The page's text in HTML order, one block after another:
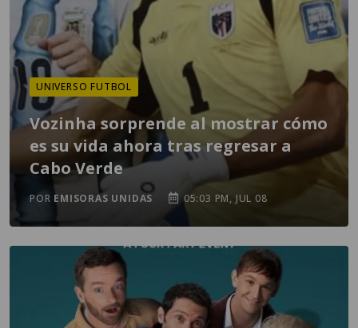
UNIVERSO FUTBOL
Vozinha sorprende al mostrar cómo
es su vida ahora tras regresar a
Cabo Verde
POR EMISORAS UNIDAS 05:03 PM, JUL 08